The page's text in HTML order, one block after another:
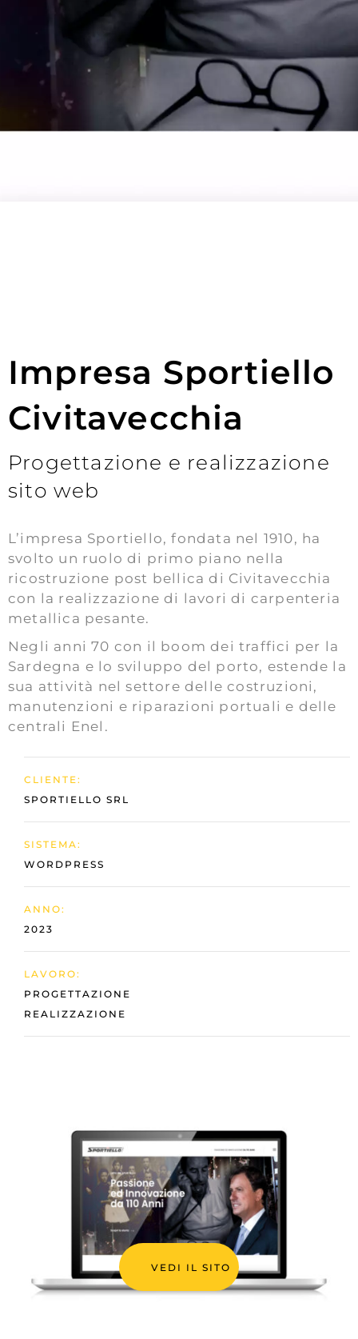
Vedi la nostra Brochure
GUARDA ORA
Impresa Sportiello
Civitavecchia
Progettazione e realizzazione
sito web
L’impresa Sportiello, fondata nel 1910, ha
svolto un ruolo di primo piano nella
ricostruzione post bellica di Civitavecchia
con la realizzazione di lavori di carpenteria
metallica pesante.
Negli anni 70 con il boom dei traffici per la
Sardegna e lo sviluppo del porto, estende la
sua attività nel settore delle costruzioni,
manutenzioni e riparazioni portuali e delle
centrali Enel.
CLIENTE:
SPORTIELLO SRL
SISTEMA:
WORDPRESS
ANNO:
2023
LAVORO:
PROGETTAZIONE
REALIZZAZIONE
VEDI IL SITO